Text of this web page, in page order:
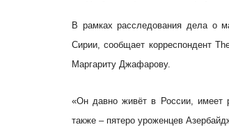
В рамках расследования дела о
Сирии, сообщает корреспондент
Маргариту Джафарову.
«Он давно живёт в России, имеет
также – пятеро уроженцев